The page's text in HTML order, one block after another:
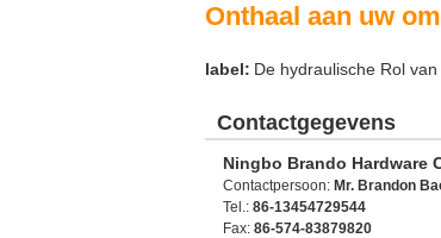
Onthaal aan uw
label: De hydraulische Rol
Contactgegevens
Ningbo Brando Hardware
Contactpersoon: Mr. Brandon
Tel.: 86-13454729544
Fax: 86-574-83879820